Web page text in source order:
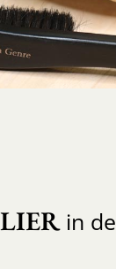
in de